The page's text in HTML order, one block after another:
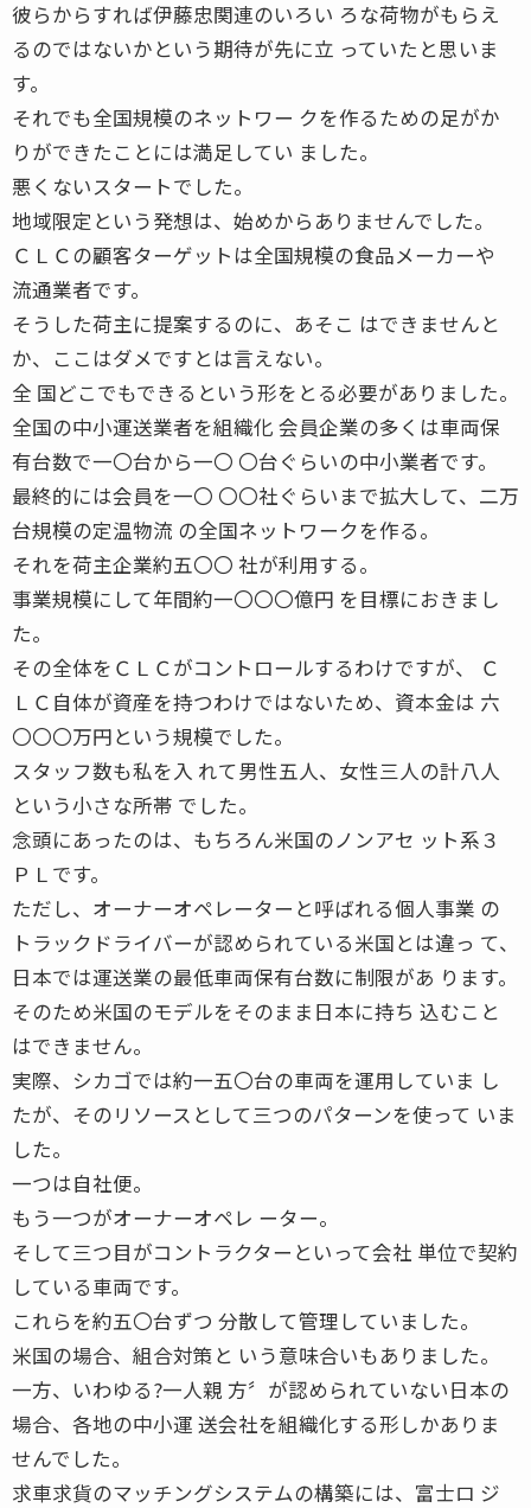
彼らからすれば伊藤忠関連のいろい ろな荷物がもらえ
るのではないかという期待が先に立 っていたと思いま
す。
それでも全国規模のネットワー クを作るための足がか
りができたことには満足してい ました。
悪くないスタートでした。
地域限定という発想は、始めからありませんでした。
ＣＬＣの顧客ターゲットは全国規模の食品メーカーや
流通業者です。
そうした荷主に提案するのに、あそこ はできませんと
か、ここはダメですとは言えない。
全 国どこでもできるという形をとる必要がありました。
全国の中小運送業者を組織化 会員企業の多くは車両保
有台数で一〇台から一〇 〇台ぐらいの中小業者です。
最終的には会員を一〇 〇〇社ぐらいまで拡大して、二万
台規模の定温物流 の全国ネットワークを作る。
それを荷主企業約五〇〇 社が利用する。
事業規模にして年間約一〇〇〇億円 を目標におきまし
た。
その全体をＣＬＣがコントロールするわけですが、 Ｃ
ＬＣ自体が資産を持つわけではないため、資本金は 六
〇〇〇万円という規模でした。
スタッフ数も私を入 れて男性五人、女性三人の計八人
という小さな所帯 でした。
念頭にあったのは、もちろん米国のノンアセ ット系３
ＰＬです。
ただし、オーナーオペレーターと呼ばれる個人事業 の
トラックドライバーが認められている米国とは違っ て、
日本では運送業の最低車両保有台数に制限があ ります。
そのため米国のモデルをそのまま日本に持ち 込むこと
はできません。
実際、シカゴでは約一五〇台の車両を運用していま し
たが、そのリソースとして三つのパターンを使って いま
した。
一つは自社便。
もう一つがオーナーオペレ ーター。
そして三つ目がコントラクターといって会社 単位で契約
している車両です。
これらを約五〇台ずつ 分散して管理していました。
米国の場合、組合対策と いう意味合いもありました。
一方、いわゆる?一人親 方〞が認められていない日本の
場合、各地の中小運 送会社を組織化する形しかありま
せんでした。
求車求貨のマッチングシステムの構築には、富士ロ ジ